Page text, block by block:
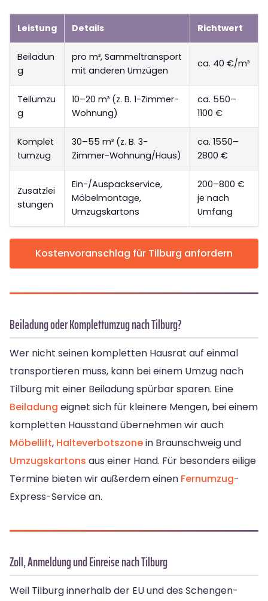
Leistung Details Richtwert
Beiladun
g
pro m³, Sammeltransport
mit anderen Umzügen
ca. 40 €/m³
Teilumzu
g
10–20 m³ (z. B. 1-Zimmer-
Wohnung)
ca. 550–
1100 €
Komplet
tumzug
30–55 m³ (z. B. 3-
Zimmer-Wohnung/Haus)
ca. 1550–
2800 €
Zusatzlei
stungen
Ein-/Auspackservice,
Möbelmontage,
Umzugskartons
200–800 €
je nach
Umfang
Kostenvoranschlag für Tilburg anfordern
Beiladung oder Komplettumzug nach Tilburg?
Wer nicht seinen kompletten Hausrat auf einmal
transportieren muss, kann bei einem Umzug nach
Tilburg mit einer Beiladung spürbar sparen. Eine
Beiladung eignet sich für kleinere Mengen, bei einem
kompletten Hausstand übernehmen wir auch
Möbellift, Halteverbotszonein Braunschweig und
Umzugskartons aus einer Hand. Für besonders eilige
Termine bieten wir außerdem einen Fernumzug-
Express-Service an.
Zoll, Anmeldung und Einreise nach Tilburg
Weil Tilburg innerhalb der EU und des Schengen-